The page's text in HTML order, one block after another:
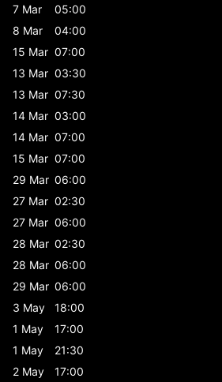
7 Mar
05:00
8 Mar
04:00
15 Mar 07:00
13 Mar 03:30
13 Mar 07:30
14 Mar 03:00
14 Mar 07:00
15 Mar 07:00
29 Mar 06:00
27 Mar 02:30
27 Mar 06:00
28 Mar 02:30
28 Mar 06:00
29 Mar 06:00
3 May
18:00
1 May
17:00
1 May
21:30
2 May
17:00